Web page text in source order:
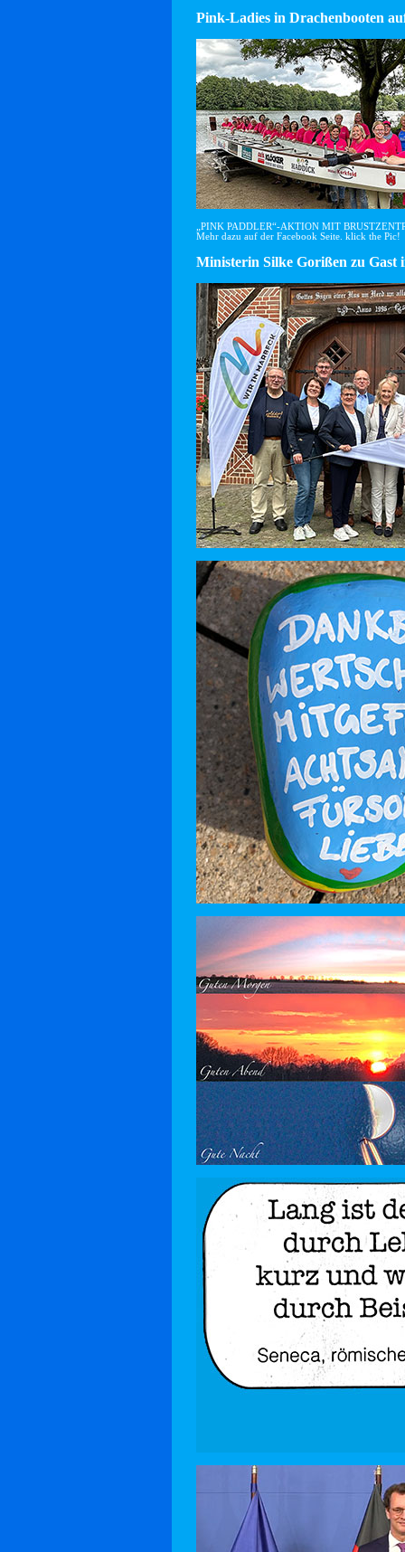
Pink-Ladies in Drachenbooten
„PINK PADDLER“-AKTION MIT
Mehr dazu auf der Facebook Seite. klick the Pic!
Ministerin Silke Gorißen zu Gast